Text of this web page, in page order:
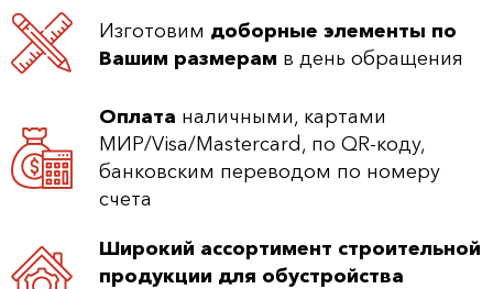
Изготовим доборные элементы по
Вашим размерам в день обращения
Оплата наличными, картами
МИР/Visa/Mastercard, по QR-коду,
банковским переводом по номеру
счета
Широкий ассортимент строительной
продукции для обустройства